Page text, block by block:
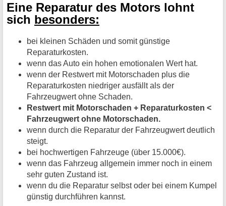
Eine Reparatur des Motors lohnt
sich besonders:
bei kleinen Schäden und somit günstige
Reparaturkosten.
wenn das Auto ein hohen emotionalen Wert hat.
wenn der Restwert mit Motorschaden plus die
Reparaturkosten niedriger ausfällt als der
Fahrzeugwert ohne Schaden.
Restwert mit Motorschaden + Reparaturkosten <
Fahrzeugwert ohne Motorschaden.
wenn durch die Reparatur der Fahrzeugwert deutlich
steigt.
bei hochwertigen Fahrzeuge (über 15.000€).
wenn das Fahrzeug allgemein immer noch in einem
sehr guten Zustand ist.
wenn du die Reparatur selbst oder bei einem Kumpel
günstig durchführen kannst.